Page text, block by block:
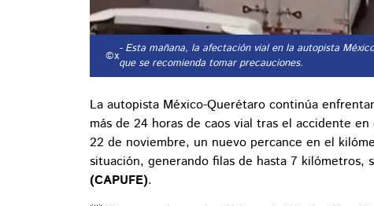
©x- Esta mañana, la afectación vial en la autopista
que se recomienda tomar precauciones.
La autopista México-Querétaro continúa
más de 24 horas de caos vial tras el accidente
22 de noviembre, un nuevo percance en el
situación, generando filas de hasta 7 kilómetros,
(CAPUFE).